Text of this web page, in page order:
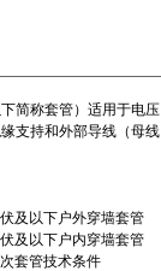
简称套管）适用于电
支持和外部导线（母
及以下户外穿墙套管
及以下户内穿墙套管
套管技术条件